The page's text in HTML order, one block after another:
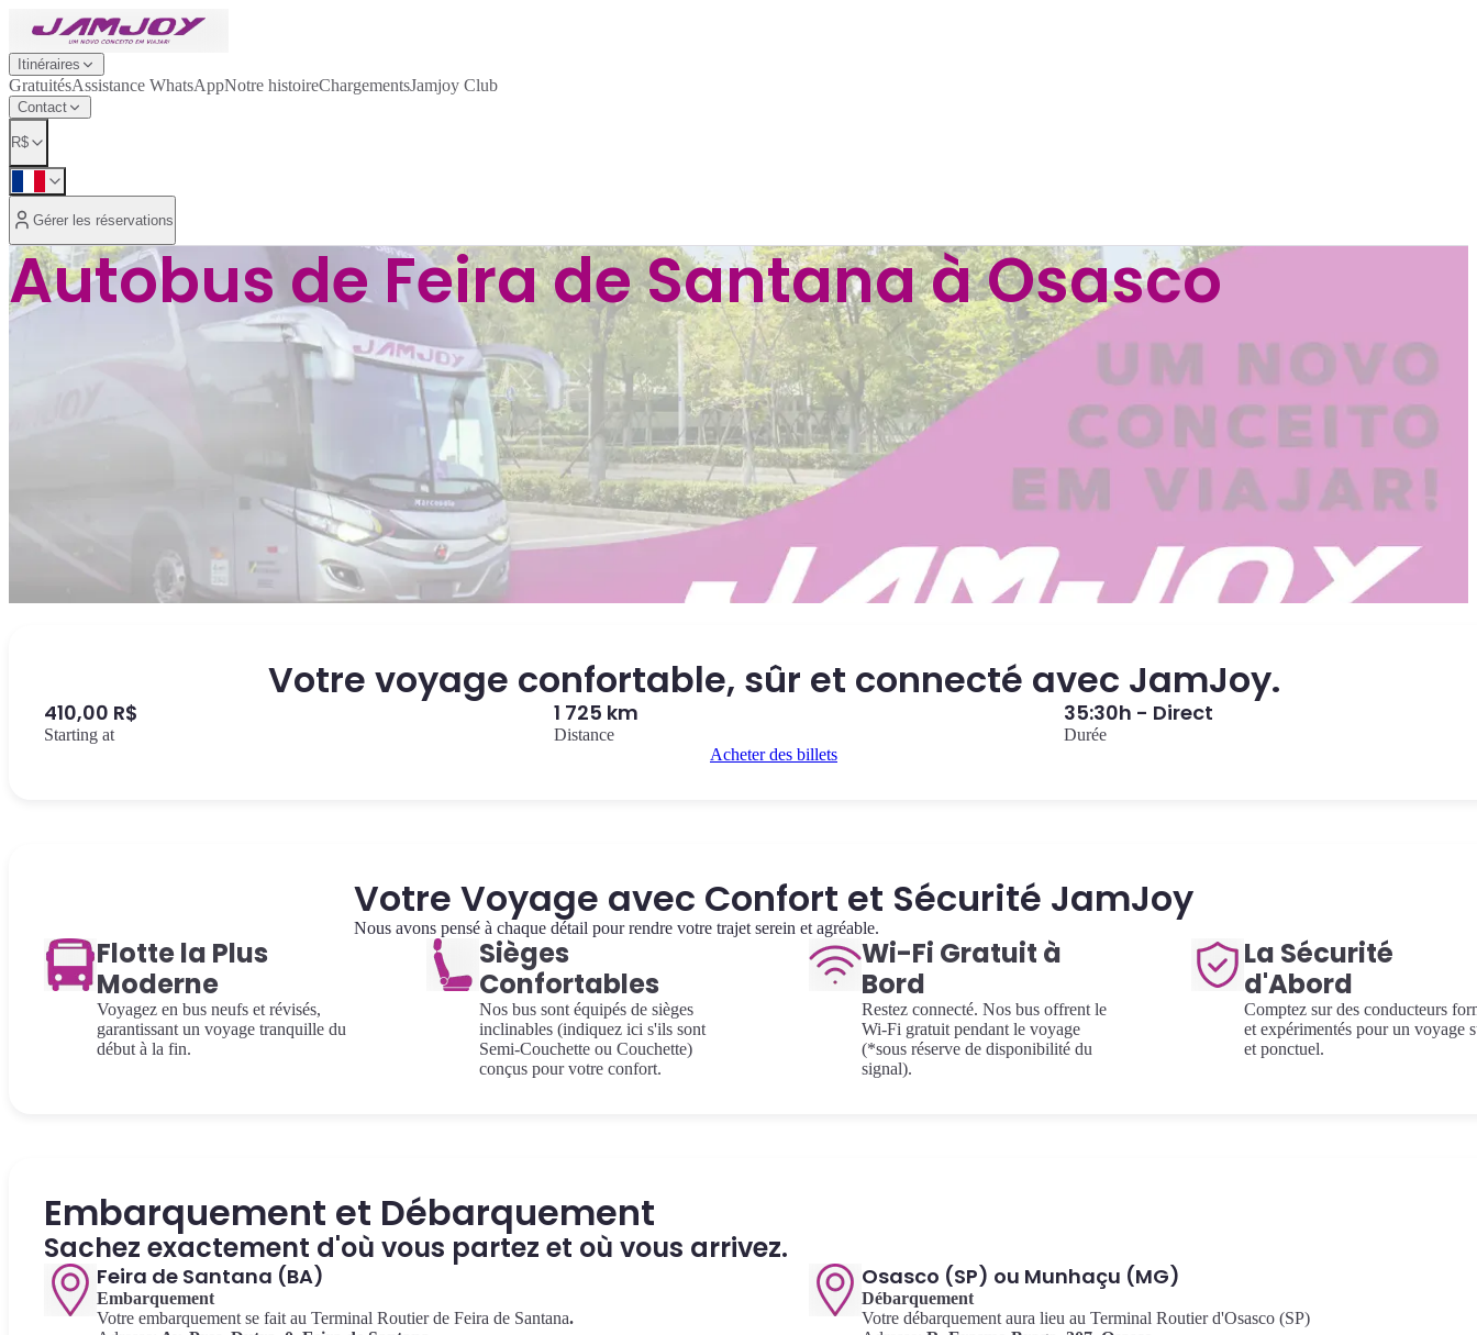
Itinéraires
GratuitésAssistance WhatsAppNotre histoireChargementsJamjoy Club
Contact
R$
Gérer les réservations
Autobus de Feira de Santana à Osasco
Votre voyage confortable, sûr et connecté avec JamJoy.
410,00 R$
Starting at
1 725 km
Distance
35:30h - Direct
Durée
Acheter des billets
Votre Voyage avec Confort et Sécurité JamJoy
Nous avons pensé à chaque détail pour rendre votre trajet serein et agréable.
Flotte la Plus
Moderne
Voyagez en bus neufs et révisés,
garantissant un voyage tranquille du
début à la fin.
Sièges
Confortables
Nos bus sont équipés de sièges
inclinables (indiquez ici s'ils sont
Semi-Couchette ou Couchette)
conçus pour votre confort.
Wi-Fi Gratuit à
Bord
Restez connecté. Nos bus offrent le
Wi-Fi gratuit pendant le voyage
(*sous réserve de disponibilité du
signal).
La Sécurité
d'Abord
Comptez sur des conducteurs
et expérimentés pour un voyage
et ponctuel.
Embarquement et Débarquement
Sachez exactement d'où vous partez et où vous arrivez.
Feira de Santana (BA)
Embarquement
Votre embarquement se fait au Terminal Routier de Feira de Santana.
Osasco (SP) ou Munhaçu (MG)
Débarquement
Votre débarquement aura lieu au Terminal Routier d'Osasco (SP)